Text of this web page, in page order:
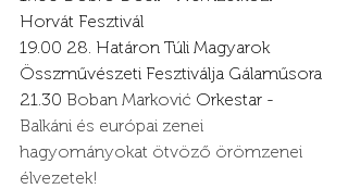
Horvát Fesztivál
19.00 28. Határon Túli Magyarok
Összművészeti Fesztiválja Gálaműsora
21.30 Boban Marković Orkestar -
Balkáni és európai zenei
hagyományokat ötvöző örömzenei
élvezetek!